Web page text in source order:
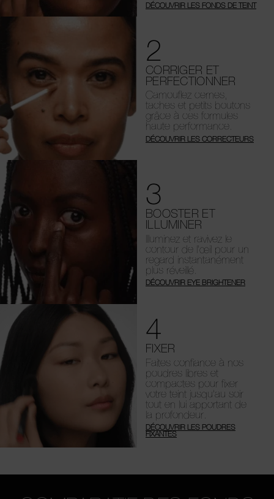
DÉCOUVRIR LES FONDS DE TEINT
2
CORRIGER ET
PERFECTIONNER
Camouflez cernes,
taches et petits boutons
grâce à ces formules
haute performance.
DÉCOUVRIR LES CORRECTEURS
3
BOOSTER ET
ILLUMINER
Illuminez et ravivez le
contour de l’œil pour un
regard instantanément
plus réveillé.
DÉCOUVRIR EYE BRIGHTENER
4
FIXER
Faites confiance à nos
poudres libres et
compactes pour fixer
votre teint jusqu’au soir
tout en lui apportant de
la profondeur.
DÉCOUVRIR LES POUDRES
FIXANTES